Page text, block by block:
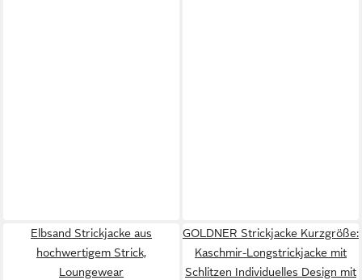
Elbsand Strickjacke aus
hochwertigem Strick,
Loungewear
GOLDNER Strickjacke Kurzgröße:
Kaschmir-Longstrickjacke mit
Schlitzen Individuelles Design mit